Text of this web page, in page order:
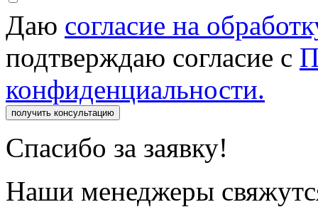
Даю согласие на
подтверждаю согласие с
конфиденциальности.
получить консультацию
Спасибо за заявку!
Наши менеджеры